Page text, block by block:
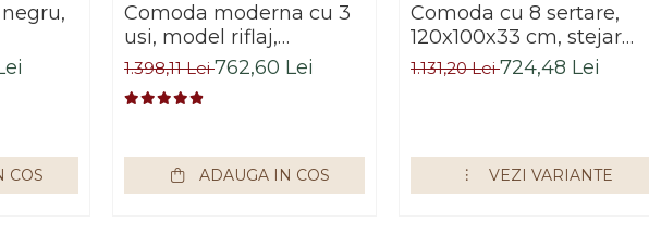
COS
Comoda moderna cu 3
usi, model riflaj,
negru/stejar artisan,
120x88x44 cm, Bortis
impex
1.398,11 Lei762,60 Lei
ADAUGA IN COS
Comoda cu 8 sertare,
120x100x33 cm, stejar
sonoma/alb, pentru hol,
living, dormitor, birou,
1.131,20 Lei724,48 Lei
VEZI VARIANTE